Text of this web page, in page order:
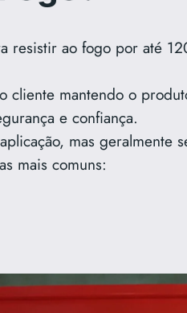
resistir ao fogo por até
cliente mantendo o
e confiança.
mas geralmente
mais comuns: